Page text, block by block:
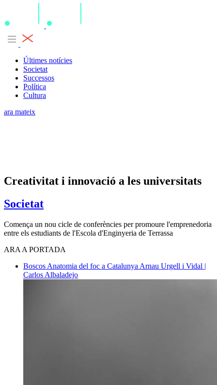
Últimes notícies
Societat
Successos
Política
Cultura
ara mateix
Creativitat i innovació a les universitats
Societat
Comença un nou cicle de conferències per promoure l'emprenedoria
entre els estudiants de l'Escola d'Enginyeria de Terrassa
ARA A PORTADA
Boscos Anatomia del foc a Catalunya Arnau Urgell i Vidal |
Carlos Albaladejo